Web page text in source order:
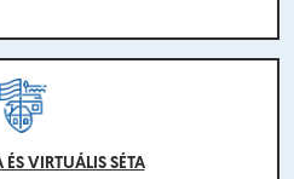
VIRTUÁLIS SÉTA